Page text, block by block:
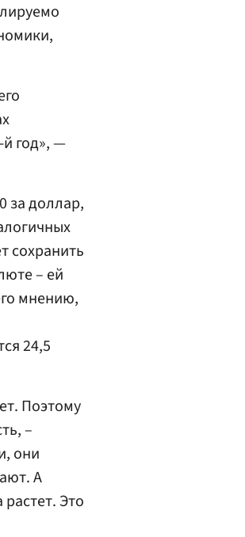
год», —
за доллар,
сохранить
– ей
мнению,
24,5
Поэтому
–
они
А
Это